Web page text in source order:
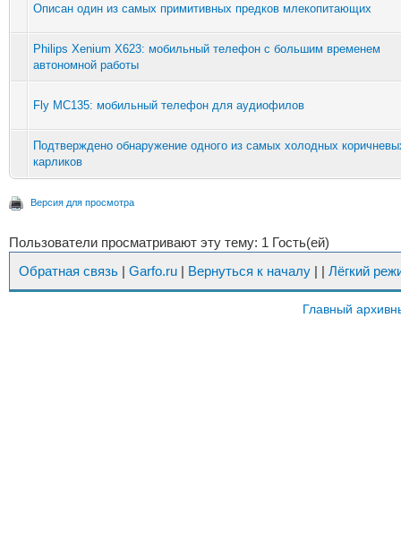
Описан один из самых примитивных предков млекопитающих
Philips Xenium X623: мобильный телефон с большим временем
автономной работы
Fly MC135: мобильный телефон для аудиофилов
Подтверждено обнаружение одного из самых холодных
карликов
Версия для просмотра
Пользователи просматривают эту тему: 1 Гость(ей)
Обратная связь | Garfo.ru | Вернуться к началу | | Лёгкий
Главный